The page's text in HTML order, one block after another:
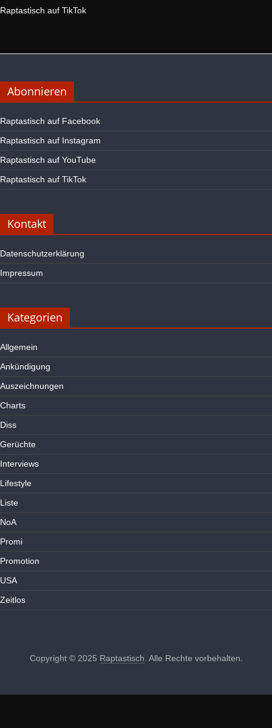
Raptastisch auf TikTok
Abonnieren
Raptastisch auf Facebook
Raptastisch auf Instagram
Raptastisch auf YouTube
Raptastisch auf TikTok
Kontakt
Datenschutzerklärung
Impressum
Kategorien
Allgemein
Ankündigung
Auszeichnungen
Charts
Diss
Gerüchte
Interviews
Lifestyle
Liste
NoA
Promi
Promotion
USA
Zeitlos
Copyright © 2025 Raptastisch. Alle Rechte vorbehalten.